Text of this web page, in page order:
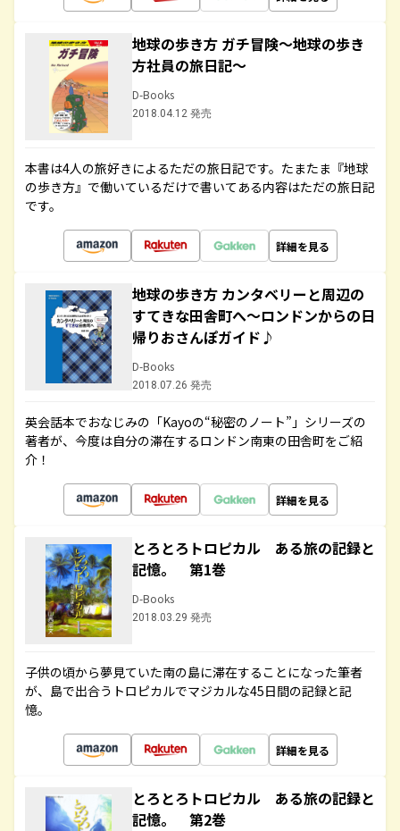
地球の歩き方 ガチ冒険～地球の歩き
方社員の旅日記～
D-Books
2018.04.12 発売
本書は4人の旅好きによるただの旅日記です。たまたま『地球
の歩き方』で働いているだけで書いてある内容はただの旅日記
です。
詳細を見る
地球の歩き方 カンタベリーと周辺の
すてきな田舎町へ～ロンドンからの日
帰りおさんぽガイド♪
D-Books
2018.07.26 発売
英会話本でおなじみの「Kayoの“秘密のノート”」シリーズの
著者が、今度は自分の滞在するロンドン南東の田舎町をご紹
介！
詳細を見る
とろとろトロピカル ある旅の記録と
記憶。 第1巻
D-Books
2018.03.29 発売
子供の頃から夢見ていた南の島に滞在することになった筆者
が、島で出合うトロピカルでマジカルな45日間の記録と記
憶。
詳細を見る
とろとろトロピカル ある旅の記録と
記憶。 第2巻